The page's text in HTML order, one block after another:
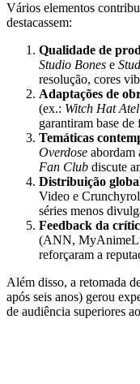
Vários elementos
destacassem:
Qualidade de
Studio Bones e
resolução, cores
Adaptações de
(ex.: Witch Hat
garantiram base de
Temáticas
Overdose abordam
Fan Club discute
Distribuição
Video e
séries menos
Feedback da
(ANN,
reforçaram a
Além disso, a retomada
após seis anos) gerou
de audiência superiores